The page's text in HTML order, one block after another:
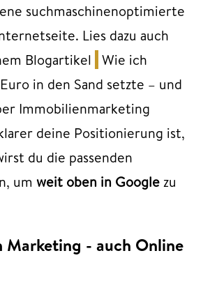
suchmaschinenoptimierte
Lies dazu auch
Blogartikel Wie ich
in den Sand setzte – und
Immobilienmarketing
deine Positionierung ist,
du die passenden
um weit oben in Googlezu
Marketing - auch Online